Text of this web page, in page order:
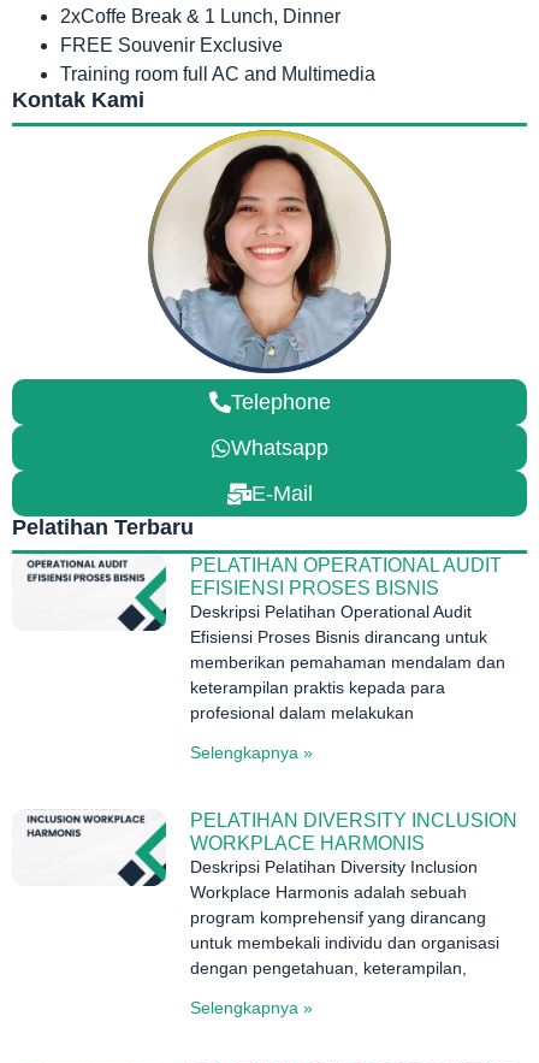
2xCoffe Break & 1 Lunch, Dinner
FREE Souvenir Exclusive
Training room full AC and Multimedia
Kontak Kami
Telephone
Whatsapp
E-Mail
Pelatihan Terbaru
PELATIHAN OPERATIONAL AUDIT
EFISIENSI PROSES BISNIS
Deskripsi Pelatihan Operational Audit
Efisiensi Proses Bisnis dirancang untuk
memberikan pemahaman mendalam dan
keterampilan praktis kepada para
profesional dalam melakukan
Selengkapnya »
PELATIHAN DIVERSITY INCLUSION
WORKPLACE HARMONIS
Deskripsi Pelatihan Diversity Inclusion
Workplace Harmonis adalah sebuah
program komprehensif yang dirancang
untuk membekali individu dan organisasi
dengan pengetahuan, keterampilan,
Selengkapnya »